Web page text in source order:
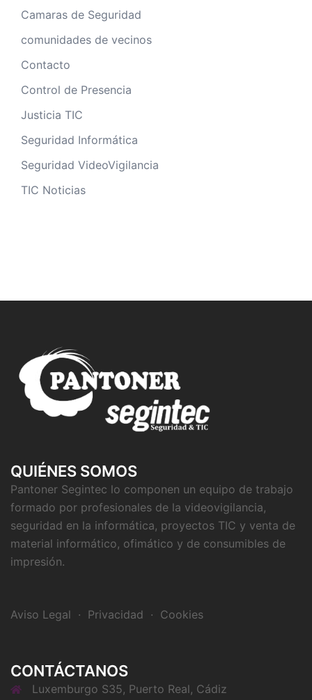
Camaras de Seguridad
comunidades de vecinos
Contacto
Control de Presencia
Justicia TIC
Seguridad Informática
Seguridad VideoVigilancia
TIC Noticias
QUIÉNES SOMOS
Pantoner Segintec lo componen un equipo de trabajo
formado por profesionales de la videovigilancia,
seguridad en la informática, proyectos TIC y venta de
material informático, ofimático y de consumibles de
impresión.
Aviso Legal · Privacidad · Cookies
CONTÁCTANOS
Luxemburgo S35, Puerto Real, Cádiz